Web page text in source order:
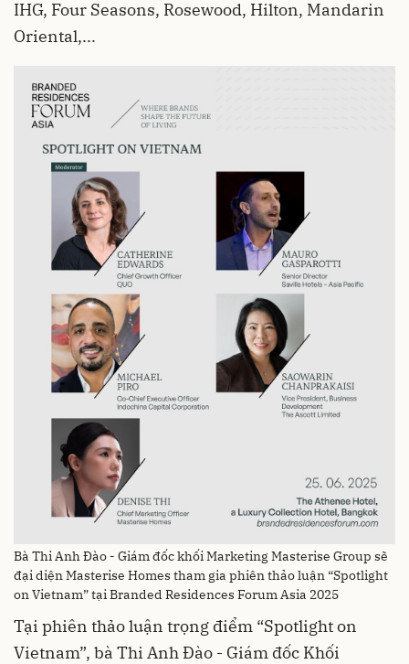
IHG, Four Seasons, Rosewood, Hilton, Mandarin
Oriental,...
Bà Thi Anh Đào - Giám đốc khối Marketing Masterise Group sẽ
đại diện Masterise Homes tham gia phiên thảo luận “Spotlight
on Vietnam” tại Branded Residences Forum Asia 2025
Tại phiên thảo luận trọng điểm “Spotlight on
Vietnam”, bà Thi Anh Đào - Giám đốc Khối